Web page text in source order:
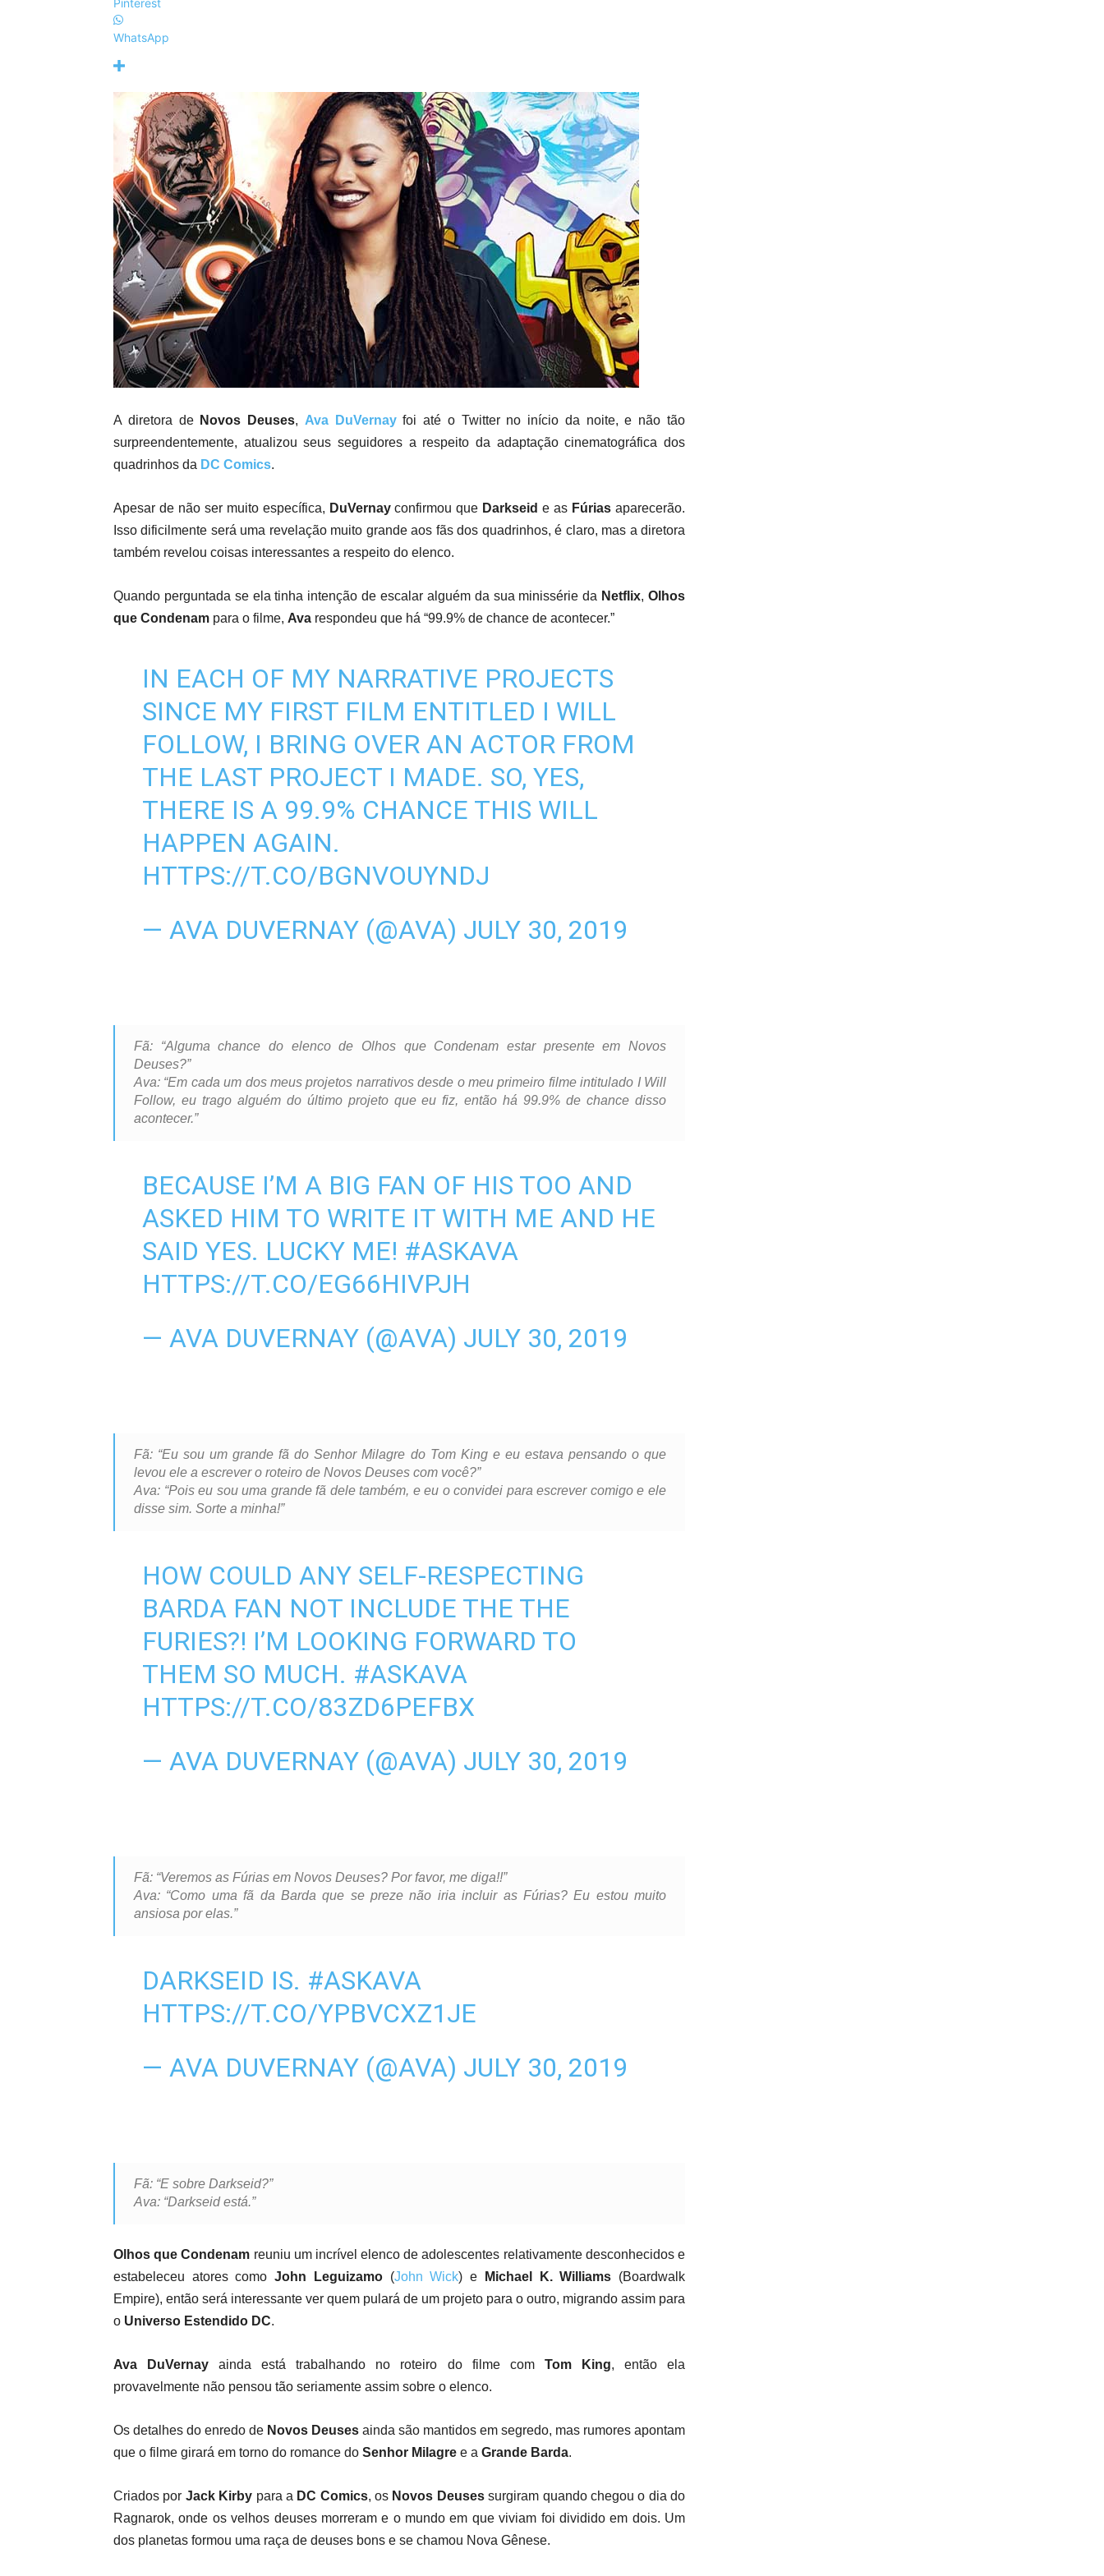
Pinterest
WhatsApp
A diretora de Novos Deuses, Ava DuVernayfoi até o Twitter no início da noite, e não tão
surpreendentemente, atualizou seus seguidores a respeito da adaptação cinematográfica dos
quadrinhos da DC Comics.
Apesar de não ser muito específica, DuVernayconfirmou que Darkseid e as Fúrias aparecerão.
Isso dificilmente será uma revelação muito grande aos fãs dos quadrinhos, é claro, mas a diretora
também revelou coisas interessantes a respeito do elenco.
Quando perguntada se ela tinha intenção de escalar alguém da sua minissérie da Netflix,Olhos
que Condenam para o filme, Ava respondeu que há “99.9% de chance de acontecer.”
IN EACH OF MY NARRATIVE PROJECTS
SINCE MY FIRST FILM ENTITLED I WILL
FOLLOW, I BRING OVER AN ACTOR FROM
THE LAST PROJECT I MADE. SO, YES,
THERE IS A 99.9% CHANCE THIS WILL
HAPPEN AGAIN.
HTTPS://T.CO/BGNVOUYNDJ
— AVA DUVERNAY (@AVA) JULY 30, 2019
Fã: “Alguma chance do elenco de Olhos que Condenam estar presente em Novos
Deuses?”
Ava: “Em cada um dos meus projetos narrativos desde o meu primeiro filme intitulado I Will
Follow, eu trago alguém do último projeto que eu fiz, então há 99.9% de chance disso
acontecer.”
BECAUSE I’M A BIG FAN OF HIS TOO AND
ASKED HIM TO WRITE IT WITH ME AND HE
SAID YES. LUCKY ME! #ASKAVA
HTTPS://T.CO/EG66HIVPJH
— AVA DUVERNAY (@AVA) JULY 30, 2019
Fã: “Eu sou um grande fã do Senhor Milagre do Tom King e eu estava pensando o que
levou ele a escrever o roteiro de Novos Deuses com você?”
Ava: “Pois eu sou uma grande fã dele também, e eu o convidei para escrever comigo e ele
disse sim. Sorte a minha!”
HOW COULD ANY SELF-RESPECTING
BARDA FAN NOT INCLUDE THE THE
FURIES?! I’M LOOKING FORWARD TO
THEM SO MUCH. #ASKAVA
HTTPS://T.CO/83ZD6PEFBX
— AVA DUVERNAY (@AVA) JULY 30, 2019
Fã: “Veremos as Fúrias em Novos Deuses? Por favor, me diga!!”
Ava: “Como uma fã da Barda que se preze não iria incluir as Fúrias? Eu estou muito
ansiosa por elas.”
DARKSEID IS. #ASKAVA
HTTPS://T.CO/YPBVCXZ1JE
— AVA DUVERNAY (@AVA) JULY 30, 2019
Fã: “E sobre Darkseid?”
Ava: “Darkseid está.”
Olhos que Condenam reuniu um incrível elenco de adolescentes relativamente desconhecidos e
estabeleceu atores comoJohn Leguizamo(John Wick) e Michael K. Williams (Boardwalk
Empire), então será interessante ver quem pulará de um projeto para o outro, migrando assim para
o Universo Estendido DC.
Ava DuVernay ainda está trabalhando no roteiro do filme com Tom King, então ela
provavelmente não pensou tão seriamente assim sobre o elenco.
Os detalhes do enredo de Novos Deuses ainda são mantidos em segredo, mas rumores apontam
que o filme girará em torno do romance do Senhor Milagre e a Grande Barda.
Criados por Jack Kirby para a DC Comics, os Novos Deusessurgiram quando chegou o dia do
Ragnarok, onde os velhos deuses morreram e o mundo em que viviam foi dividido em dois. Um
dos planetas formou uma raça de deuses bons e se chamou Nova Gênese.